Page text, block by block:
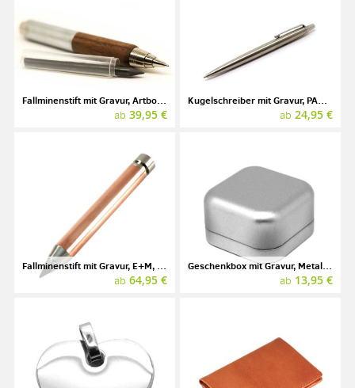
Fallminenstift mit Gravur, Artbox-Set Walnuss, E+M
ab 39,95 €
Kugelschreiber mit Gravur, PARKER JOTTER
ab 24,95 €
Fallminenstift mit Gravur, E+M, GRAPHIC METAL ARTBOX
ab 64,95 €
Geschenkbox mit Gravur, Metall, 60 x 60 x 35 mm
ab 13,95 €